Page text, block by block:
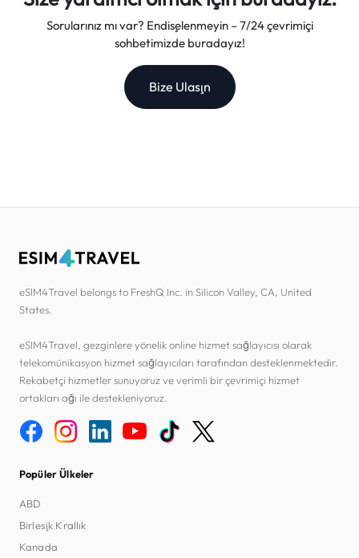
Sorularınız mı var? Endişelenmeyin – 7/24 çevrimiçi
sohbetimizde buradayız!
Bize Ulaşın
eSIM4Travel belongs to FreshQ Inc. in Silicon Valley, CA, United
States.
eSIM4Travel, gezginlere yönelik online hizmet sağlayıcısı olarak
telekomünikasyon hizmet sağlayıcıları tarafından desteklenmektedir.
Rekabetçi hizmetler sunuyoruz ve verimli bir çevrimiçi hizmet
ortakları ağı ile destekleniyoruz.
Popüler Ülkeler
ABD
Birleşik Krallık
Kanada